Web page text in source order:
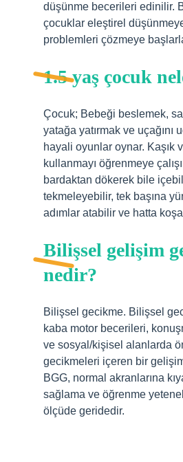
düşünme becerileri edinilir.
çocuklar eleştirel
problemleri çözmeye
1.5 yaş çocuk
Çocuk; Bebeği beslemek,
yatağa yatırmak ve uçağını
hayali oyunlar oynar. Kaşık
kullanmayı öğrenmeye
bardaktan dökerek bile
tekmeleyebilir, tek başına
adımlar atabilir ve hatta
Bilişsel gelişim
nedir?
Bilişsel gecikme. Bilişsel
kaba motor becerileri,
ve sosyal/kişisel alanlarda
gecikmeleri içeren bir
BGG, normal akranlarına
sağlama ve öğrenme
ölçüde geridedir.